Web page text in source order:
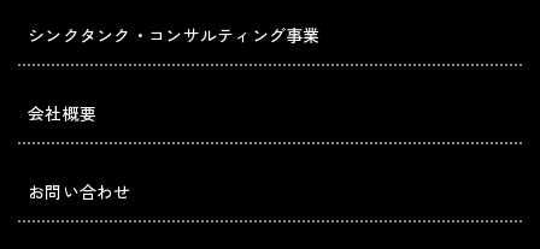
シンクタンク・コンサルティング事業
会社概要
お問い合わせ